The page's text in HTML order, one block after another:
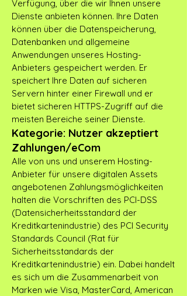
Verfügung, über die wir Ihnen unsere
Dienste anbieten können. Ihre Daten
können über die Datenspeicherung,
Datenbanken und allgemeine
Anwendungen unseres Hosting-
Anbieters gespeichert werden. Er
speichert Ihre Daten auf sicheren
Servern hinter einer Firewall und er
bietet sicheren HTTPS-Zugriff auf die
meisten Bereiche seiner Dienste.
Kategorie: Nutzer akzeptiert
Zahlungen/eCom
Alle von uns und unserem Hosting-
Anbieter für unsere digitalen Assets
angebotenen Zahlungsmöglichkeiten
halten die Vorschriften des PCI-DSS
(Datensicherheitsstandard der
Kreditkartenindustrie) des PCI Security
Standards Council (Rat für
Sicherheitsstandards der
Kreditkartenindustrie) ein. Dabei handelt
es sich um die Zusammenarbeit von
Marken wie Visa, MasterCard, American